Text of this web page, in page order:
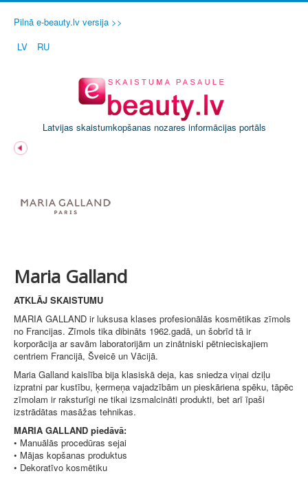
Pilnā e-beauty.lv versija >>
LV
RU
Latvijas skaistumkopšanas nozares informācijas portāls
Maria Galland
ATKLĀJ SKAISTUMU
MARIA GALLAND ir luksusa klases profesionālās kosmētikas zīmols
no Francijas. Zīmols tika dibināts 1962.gadā, un šobrīd tā ir
korporācija ar savām laboratorijām un zinātniski pētnieciskajiem
centriem Francijā, Šveicē un Vācijā.
Maria Galland kaislība bija klasiskā deja, kas sniedza viņai dziļu
izpratni par kustību, ķermeņa vajadzībām un pieskāriena spēku, tāpēc
zīmolam ir raksturīgi ne tikai izsmalcināti produkti, bet arī īpaši
izstrādātas masāžas tehnikas.
MARIA GALLAND piedāvā:
• Manuālās procedūras sejai
• Mājas kopšanas produktus
• Dekoratīvo kosmētiku